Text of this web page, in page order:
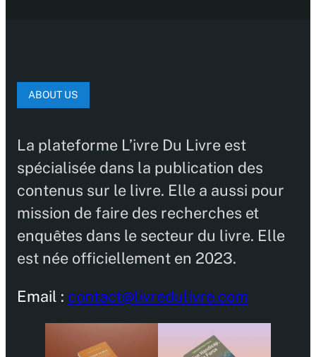
ABOUT US
La plateforme L’ivre Du Livre est
spécialisée dans la publication des
contenus sur le livre. Elle a aussi pour
mission de faire des recherches et
enquêtes dans le secteur du livre. Elle
est née officiellement en 2023.
Email : contact@livredulivre.com